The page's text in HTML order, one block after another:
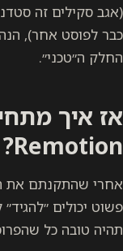
(אגב סקילים זה
כבר לפוסט אחר),
החלק ה״טכני״.
אז איך
Remotion?
פשוט יכולים
תהיה טובה כל